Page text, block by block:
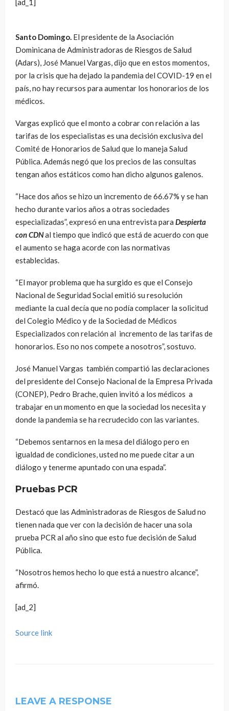
[ad_1]
Santo Domingo. El presidente de la Asociación
Dominicana de Administradoras de Riesgos de Salud
(Adars), José Manuel Vargas, dijo que en estos momentos,
por la crisis que ha dejado la pandemia del COVID-19 en el
país, no hay recursos para aumentar los honorarios de los
médicos.
Vargas explicó que el monto a cobrar con relación a las
tarifas de los especialistas es una decisión exclusiva del
Comité de Honorarios de Salud que lo maneja Salud
Pública. Además negó que los precios de las consultas
tengan años estáticos como han dicho algunos galenos.
“Hace dos años se hizo un incremento de 66.67% y se han
hecho durante varios años a otras sociedades
especializadas”, expresó en una entrevista para Despierta
con CDNal tiempo que indicó que está de acuerdo con que
el aumento se haga acorde con las normativas
establecidas.
“El mayor problema que ha surgido es que el Consejo
Nacional de Seguridad Social emitió su resolución
mediante la cual decía que no podía complacer la solicitud
del Colegio Médico y de la Sociedad de Médicos
Especializados con relación al incremento de las tarifas de
honorarios. Eso no nos compete a nosotros”, sostuvo.
José Manuel Vargas también compartió las declaraciones
del presidente del Consejo Nacional de la Empresa Privada
(CONEP), Pedro Brache, quien invitó a los médicos a
trabajar en un momento en que la sociedad los necesita y
donde la pandemia se ha recrudecido con las variantes.
“Debemos sentarnos en la mesa del diálogo pero en
igualdad de condiciones, usted no me puede citar a un
diálogo y tenerme apuntado con una espada”.
Pruebas PCR
Destacó que las Administradoras de Riesgos de Salud no
tienen nada que ver con la decisión de hacer una sola
prueba PCR al año sino que esto fue decisión de Salud
Pública.
“Nosotros hemos hecho lo que está a nuestro alcance”,
afirmó.
[ad_2]
Source link
LEAVE A RESPONSE